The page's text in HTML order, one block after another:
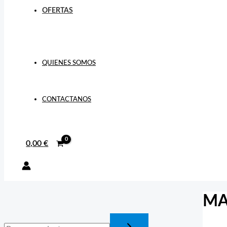
OFERTAS
QUIENES SOMOS
CONTACTANOS
0,00€